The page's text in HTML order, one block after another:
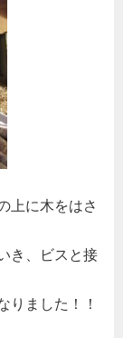
上に木をはさ
き、ビスと接
りました！！